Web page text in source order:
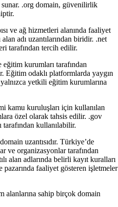
.org domain, güvenilirlik
ve ağ hizmetleri alanında faaliyet
adı uzantılarından biridir. .net
tarafından tercih edilir.
kurumları tarafından
Eğitim odaklı platformlarda yaygın
yetkili eğitim kurumlarına
kamu kuruluşları için kullanılan
özel olarak tahsis edilir. .gov
kullanılabilir.
uzantısıdır. Türkiye’de
ve organizasyonlar tarafından
alan adlarında belirli kayıt kuralları
faaliyet gösteren işletmeler
alanlarına sahip birçok domain